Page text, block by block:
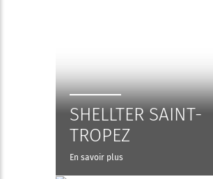
SHELLTER SAINT-
TROPEZ
En savoir plus